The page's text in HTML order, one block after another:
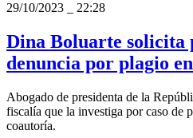
29/10/2023
22:28
Dina Boluarte solicita
denuncia por plagio
Abogado de presidenta de la
fiscalía que la investiga por caso de
coautoría.